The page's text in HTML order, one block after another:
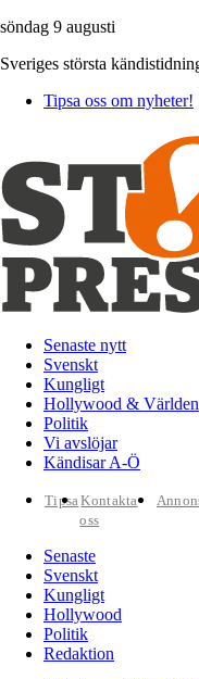
söndag 9 augusti
Sveriges största
Tipsa oss om nyheter!
Senaste nytt
Svenskt
Kungligt
Hollywood & Världen
Politik
Vi avslöjar
Kändisar A-Ö
TipsaKontakta
oss
Senaste
Svenskt
Kungligt
Hollywood
Politik
Redaktion